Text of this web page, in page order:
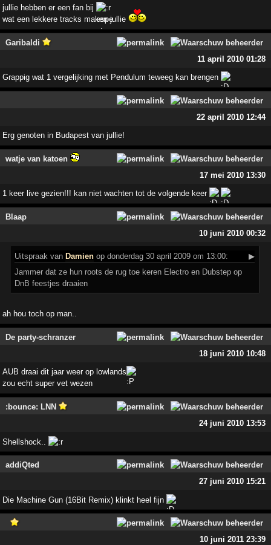
jullie hebben er een fan bij
wat een lekkere tracks maken jullie
Garibaldi
11 april 2010 01:28
Grappig wat 1 vergelijking met Pendulum teweeg kan brengen
22 april 2010 12:44
Erg genoten in Budapest van jullie!
watje van katoen
17 mei 2010 13:30
1 keer live gezien!!! kan niet wachten tot de volgende keer
Blaap
10 juni 2010 00:32
Uitspraak vanDamien op donderdag 30 april 2009 om 13:00:
▶
Jammer dat ze hun roots de rug toe keren Electro en Dubstep op
DnB feestjes draaien
ah hou toch op man..
De party-schranzer
18 juni 2010 10:48
AUB draai dit jaar weer op lowlands
zou echt super vet wezen
:bounce: LNN
24 juni 2010 13:53
Shellshock..
addiQted
27 juni 2010 15:21
Die Machine Gun (16Bit Remix) klinkt heel fijn
10 juni 2011 23:39